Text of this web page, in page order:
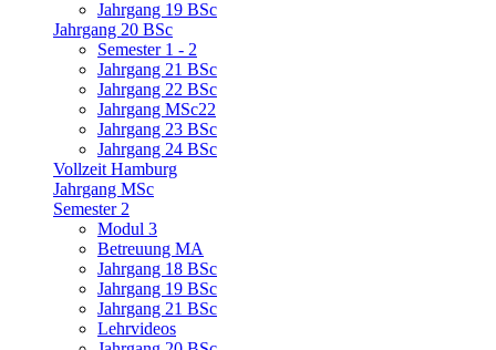
Jahrgang 19 BSc
Jahrgang 20 BSc
Semester 1 - 2
Jahrgang 21 BSc
Jahrgang 22 BSc
Jahrgang MSc22
Jahrgang 23 BSc
Jahrgang 24 BSc
Vollzeit Hamburg
Jahrgang MSc
Semester 2
Modul 3
Betreuung MA
Jahrgang 18 BSc
Jahrgang 19 BSc
Jahrgang 21 BSc
Lehrvideos